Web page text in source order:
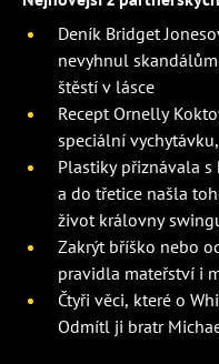
Deník Bridget
nevyhnul
štěstí v lásce
Recept Ornelly
speciální
Plastiky přiznávala
a do třetice našla
život královny
Zakrýt bříško nebo
pravidla mateřství i
Čtyři věci, které o
Odmítl ji bratr